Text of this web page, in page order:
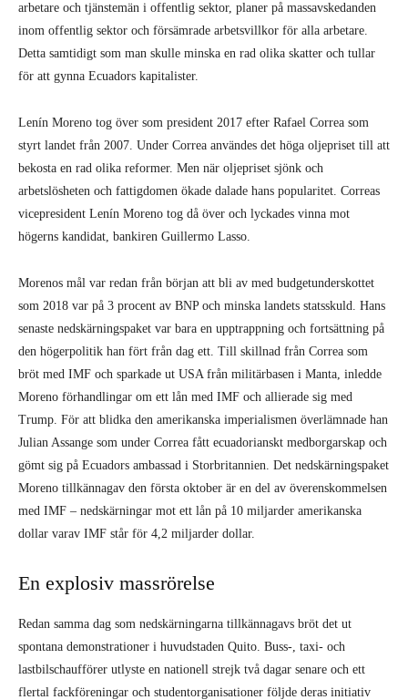
arbetare och tjänstemän i offentlig sektor, planer på massavskedanden
inom offentlig sek­tor och försämrade arbetsvillkor för alla arbetare.
Detta samtidigt som man skulle minska en rad olika skatter och tullar
för att gynna Ecuadors kapitalister.
Lenín Moreno tog över som president 2017 efter Rafael Correa som
styrt lan­det från 2007. Under Correa användes det höga oljepriset till att
bekosta en rad olika reformer. Men när oljepriset sjönk och
arbetslösheten och fattigdomen ökade dalade hans popularitet. Correas
vicepresi­dent Lenín Moreno tog då över och lycka­des vinna mot
högerns kandidat, bankiren Guillermo Lasso.
Morenos mål var redan från början att bli av med budgetunderskottet
som 2018 var på 3 procent av BNP och minska lan­dets statsskuld. Hans
senaste nedskär­ningspaket var bara en upptrappning och fortsättning på
den högerpolitik han fört från dag ett. Till skillnad från Correa som
bröt med IMF och sparkade ut USA från militärbasen i Manta, inledde
Moreno förhandlingar om ett lån med IMF och allierade sig med
Trump. För att blidka den amerikanska imperialismen överläm­nade han
Julian Assange som under Cor­rea fått ecuadorianskt medborgarskap och
gömt sig på Ecuadors ambassad i Storbri­tannien. Det nedskärningspaket
Moreno tillkännagav den första oktober är en del av överenskommelsen
med IMF – ned­skärningar mot ett lån på 10 miljarder amerikanska
dollar varav IMF står för 4,2 miljarder dollar.
En explosiv massrörelse
Redan samma dag som nedskärningarna tillkännagavs bröt det ut
spontana demon­strationer i huvudstaden Quito. Buss-, taxi- och
lastbilschaufförer utlyste en nationell strejk två dagar senare och ett
flertal fackföreningar och studentorgani­sationer följde deras initiativ